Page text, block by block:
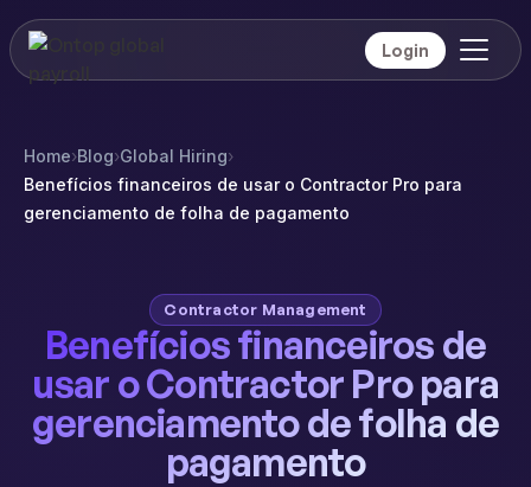
Login
Home›Blog›Global Hiring›
Benefícios financeiros de usar o Contractor Pro para
gerenciamento de folha de pagamento
Contractor Management
Benefícios financeiros de
usar o Contractor Pro para
gerenciamento de folha de
pagamento